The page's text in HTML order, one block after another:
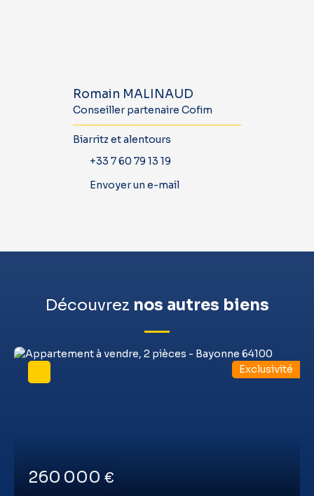
Romain MALINAUD
Conseiller partenaire Cofim
Biarritz et alentours
+33 7 60 79 13 19
Envoyer un e-mail
Découvrez nos autres biens
260 000 €
Exclusivité